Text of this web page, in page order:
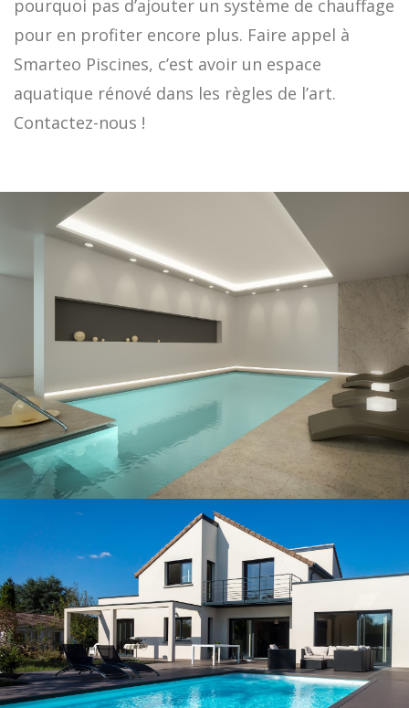
pourquoi pas d’ajouter un système de chauffage
pour en profiter encore plus. Faire appel à
Smarteo Piscines, c’est avoir un espace
aquatique rénové dans les règles de l’art.
Contactez-nous !